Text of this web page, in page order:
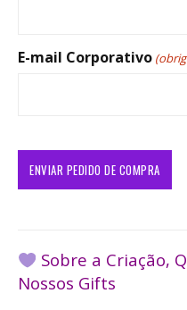
E-mail Corporativo
Sobre a Criação,
Nossos Gifts